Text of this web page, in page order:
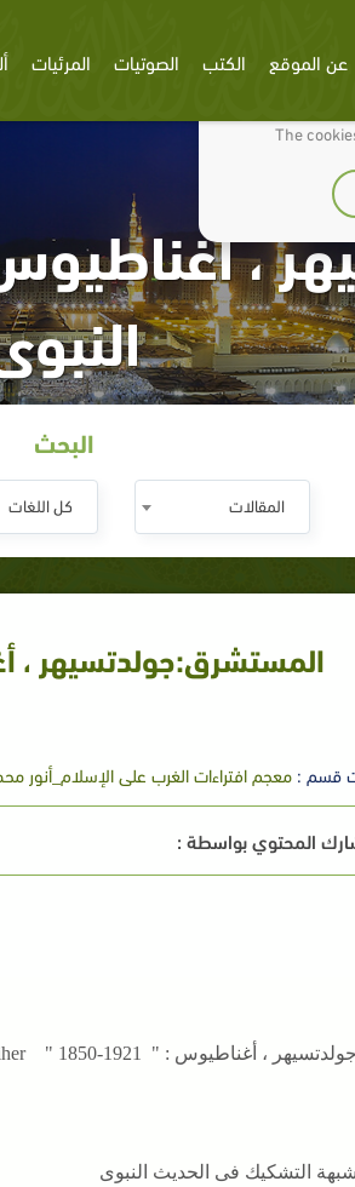
We use
The
عن الموقع الكتب الصوتيات المرئيات
،
البحث
المقالات كل اللغات
المستشرق:جولدتسيهر ،
قسم :معجم افتراءات الغرب على الإسلام_أنور
المحتوي بواسطة :
جولدتسيهر ، أغناطيوس : " y.goldziher " 1850-1921"
شبهة التشكيك فى الحديث النبوى